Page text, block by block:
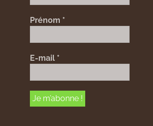
Prénom *
E-mail *